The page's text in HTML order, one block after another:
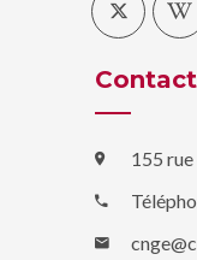
155